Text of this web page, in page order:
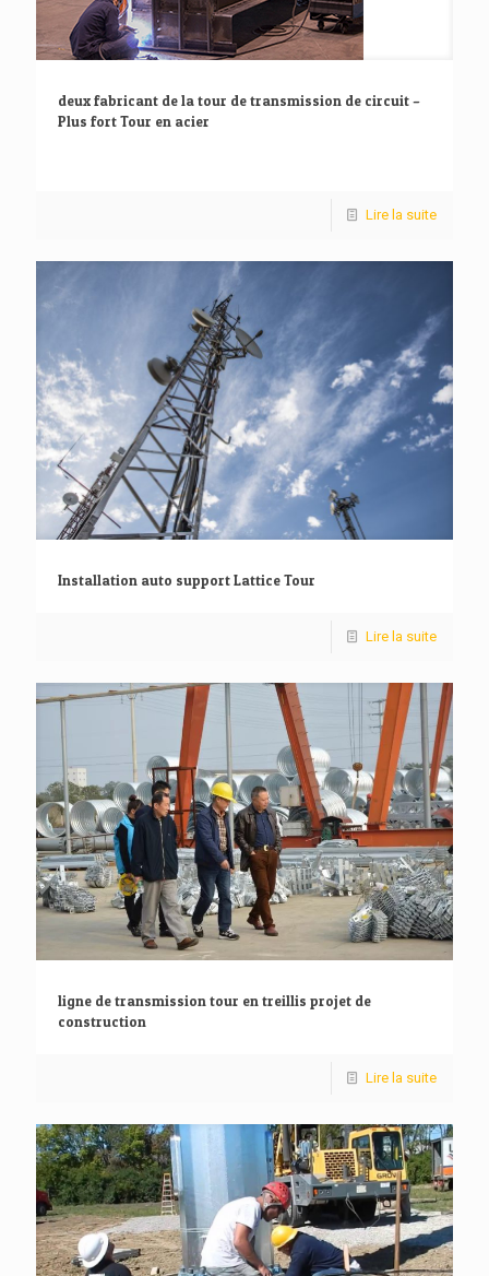
deux fabricant de la tour de transmission de circuit –
Plus fort Tour en acier
Lire la suite
Installation auto support Lattice Tour
Lire la suite
ligne de transmission tour en treillis projet de
construction
Lire la suite